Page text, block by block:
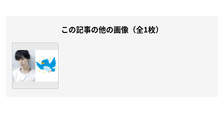
この記事の他の画像（全1枚）